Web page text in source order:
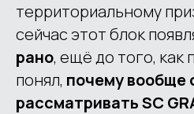
территориальному
сейчас этот блок
рано, ещё до того, как
понял, почему вообще
рассматривать SC